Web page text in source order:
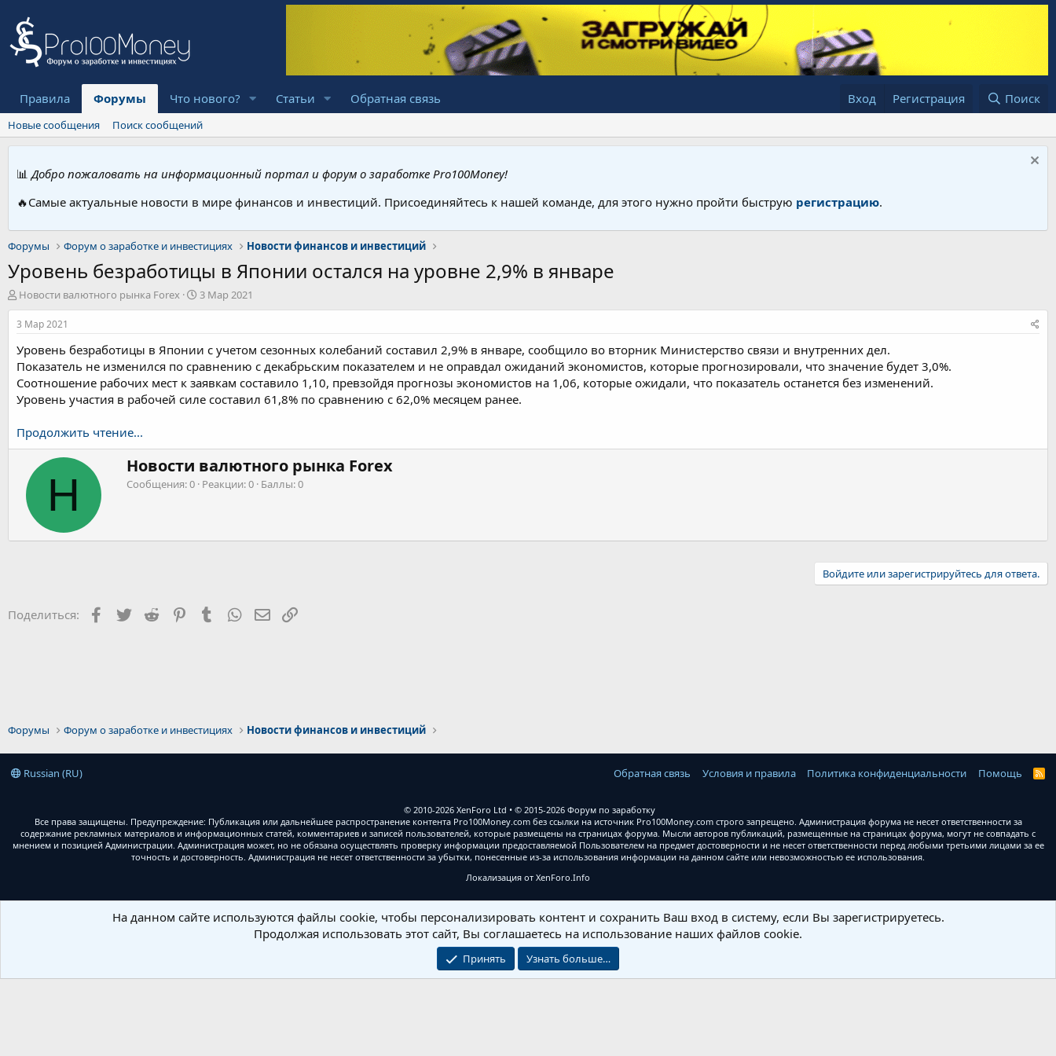
Правила Форумы Что нового? Статьи Обратная связь Вход Регистрация Поиск
Новые сообщения Поиск сообщений
📊 Добро пожаловать на информационный портал и форум о заработке Pro100Money!
🔥Самые актуальные новости в мире финансов и инвестиций. Присоединяйтесь к нашей команде, для этого нужно пройти быструю регистрацию.
Форумы Форум о заработке и инвестициях Новости финансов и инвестиций
Уровень безработицы в Японии остался на уровне 2,9% в январе
А
в
т
р
т
е
м
ы
Новости валютного рынка Forex
Д
а
н
а
ч
л
3 Мар 2021
3 Мар 2021
Уровень безработицы в Японии с учетом сезонных колебаний составил 2,9% в январе, сообщило во вторник Министерство связи и внутренних дел.
Показатель не изменился по сравнению с декабрьским показателем и не оправдал ожиданий экономистов, которые прогнозировали, что значение будет 3,0%.
Соотношение рабочих мест к заявкам составило 1,10, превзойдя прогнозы экономистов на 1,06, которые ожидали, что показатель останется без изменений.
Уровень участия в рабочей силе составил 61,8% по сравнению с 62,0% месяцем ранее.
Продолжить чтение...
Н
А
в
т
Новости валютного рынка Forex
Сообщения 0 Реакции 0 Баллы 0
Войдите или зарегистрируйтесь для ответа.
Поделиться: Facebook
Twitter Reddit PinterestTumblrWhatsAppЭлектронная почта
Форумы Форум о заработке и инвестициях Новости финансов и инвестиций
Russian (RU) Обратная связь Условия и правила Политика конфиденциальности Помощь
R
© 2010-2026 XenForo Ltd
© 2015-2026 Форум по заработку
Все права защищены. Предупреждение: Публикация или дальнейшее распространение контента Pro100Money.com без ссылки на источник Pro100Money.com строго запрещено. Администрация форума не несет ответственности за
содержание рекламных материалов и информационных статей, комментариев и записей пользователей, которые размещены на страницах форума. Мысли авторов публикаций, размещенные на страницах форума, могут не совпадать с
мнением и позицией Администрации. Администрация может, но не обязана осуществлять проверку информации предоставляемой Пользователем на предмет достоверности и не несет ответственности перед любыми третьими лицами за ее
точность и достоверность. Администрация не несет ответственности за убытки, понесенные из-за использования информации на данном сайте или невозможностью ее использования.
Локализация от XenForo.Info
На данном сайте используются файлы cookie, чтобы персонализировать контент и сохранить Ваш вход в систему, если Вы зарегистрируетесь.
Продолжая использовать этот сайт, Вы соглашаетесь на использование наших файлов cookie.
Принять Узнать больше…